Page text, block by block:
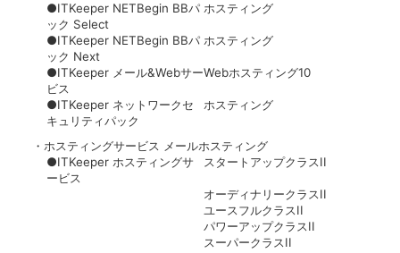
●ITKeeper NETBegin BBパ
ック Select
ホスティング
●ITKeeper NETBegin BBパ
ック Next
ホスティング
●ITKeeper メール&Webサー
ビス
Webホスティング10
●ITKeeper ネットワークセ
キュリティパック
ホスティング
・ホスティングサービス メールホスティング
●ITKeeper ホスティングサ
ービス
スタートアップクラスII
オーディナリークラスII
ユースフルクラスII
パワーアップクラスII
スーパークラスII